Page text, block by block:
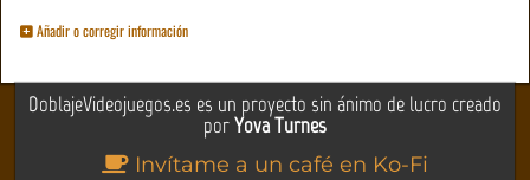
Añadir o corregir información
DoblajeVideojuegos.es es un proyecto sin ánimo de lucro creado
porYova Turnes
Invítame a un café en Ko-Fi